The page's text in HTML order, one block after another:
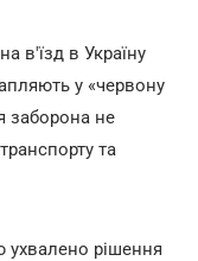
в'їзд в Україну
у «червону
заборона не
та
ухвалено рішення